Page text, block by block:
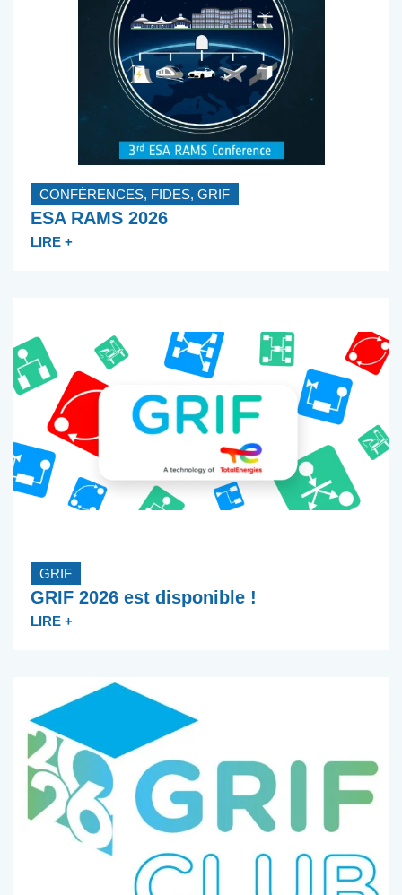
CONFÉRENCES, FIDES, GRIF
ESA RAMS 2026
LIRE +
GRIF
GRIF 2026 est disponible !
LIRE +